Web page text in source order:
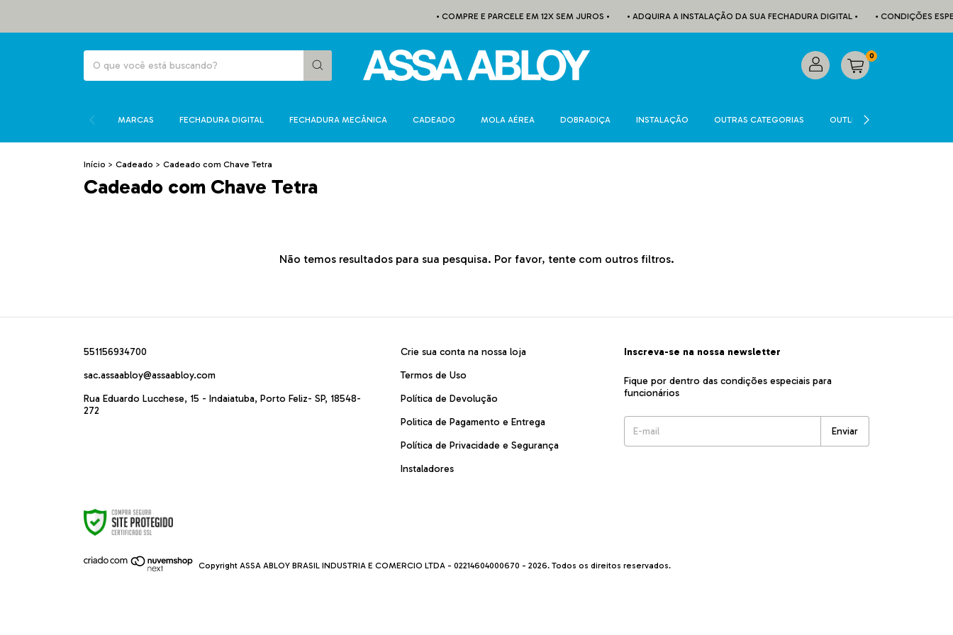
• COMPRE E PARCELE EM 12X SEM JUROS • • ADQUIRA A INSTALAÇÃO DA SUA FECHADURA DIGITAL • • CONDIÇÕES
0
MARCAS FECHADURA DIGITAL FECHADURA MECÂNICA CADEADO MOLA AÉREA DOBRADIÇA INSTALAÇÃO OUTRAS CATEGORIAS OUTLET
Início > Cadeado > Cadeado com Chave Tetra
Cadeado com Chave Tetra
Não temos resultados para sua pesquisa. Por favor, tente com outros filtros.
551156934700
sac.assaabloy@assaabloy.com
Rua Eduardo Lucchese, 15 - Indaiatuba, Porto Feliz- SP, 18548-
272
Crie sua conta na nossa loja
Termos de Uso
Política de Devolução
Politica de Pagamento e Entrega
Política de Privacidade e Segurança
Instaladores
Inscreva-se na nossa newsletter
Fique por dentro das condições especiais para
funcionários
Copyright ASSA ABLOY BRASIL INDUSTRIA E COMERCIO LTDA - 02214604000670 - 2026. Todos os direitos reservados.